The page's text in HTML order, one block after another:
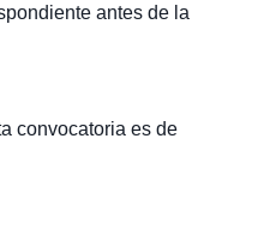
antes de la
convocatoria es de